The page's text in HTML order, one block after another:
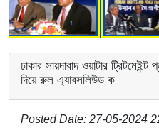
ঢাকার সায়দাবাদ ওয়াটার ট্রিটমেইন্ট
দিয়ে রুল এ্যাবসলিউড ক
Posted Date: 27-05-2024